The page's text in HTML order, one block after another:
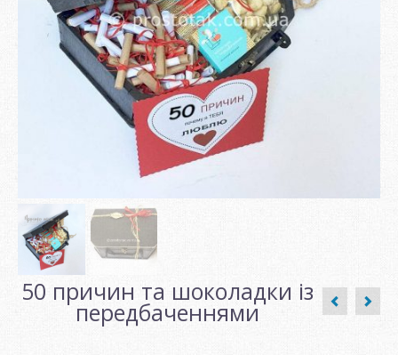
50 причин та шоколадки із
передбаченнями